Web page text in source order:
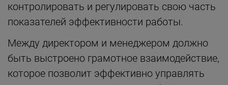
контролировать и регулировать свою часть
показателей эффективности работы.
Между директором и менеджером должно
быть выстроено грамотное взаимодействие,
которое позволит эффективно управлять